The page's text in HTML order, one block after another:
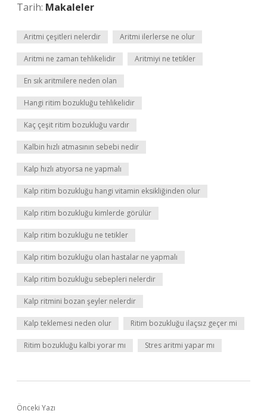
Tarih: Makaleler
Aritmi çeşitleri nelerdir Aritmi ilerlerse ne olur
Aritmi ne zaman tehlikelidir Aritmiyi ne tetikler
En sık aritmilere neden olan
Hangi ritim bozukluğu tehlikelidir
Kaç çeşit ritim bozukluğu vardır
Kalbin hızlı atmasının sebebi nedir
Kalp hızlı atıyorsa ne yapmalı
Kalp ritim bozukluğu hangi vitamin eksikliğinden olur
Kalp ritim bozukluğu kimlerde görülür
Kalp ritim bozukluğu ne tetikler
Kalp ritim bozukluğu olan hastalar ne yapmalı
Kalp ritim bozukluğu sebepleri nelerdir
Kalp ritmini bozan şeyler nelerdir
Kalp teklemesi neden olur Ritim bozukluğu ilaçsız geçer mi
Ritim bozukluğu kalbi yorar mı Stres aritmi yapar mı
Önceki Yazı